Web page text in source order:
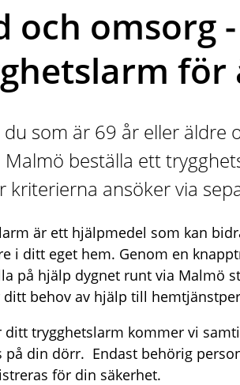
och omsorg
för
du som är 69 år eller äldre
Malmö beställa ett
kriterierna ansöker via
är ett hjälpmedel som kan
i ditt eget hem. Genom en
på hjälp dygnet runt via Malmö
behov av hjälp till
ditt trygghetslarm kommer vi
på din dörr. Endast behörig
för din säkerhet.